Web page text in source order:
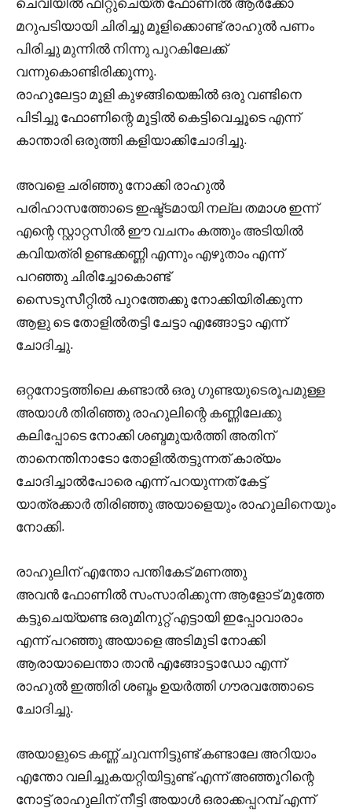
മറുപടിയായി ചിരിച്ചു മൂളിക്കൊണ്ട് രാഹുൽ പണം
പിരിച്ചു മുന്നിൽ നിന്നു പുറകിലേക്ക്
വന്നുകൊണ്ടിരിക്കുന്നു.
രാഹുലേട്ടാ മൂളി കുഴങ്ങിയെങ്കിൽ ഒരു വണ്ടിനെ
പിടിച്ചു ഫോണിന്റെ മൂട്ടിൽ കെട്ടിവെച്ചൂടെ എന്ന്
കാന്താരി ഒരുത്തി കളിയാക്കിചോദിച്ചു.
അവളെ ചരിഞ്ഞു നോക്കി രാഹുൽ
പരിഹാസത്തോടെ ഇഷ്ട്ടമായി നല്ല തമാശ ഇന്ന്
എന്റെ സ്റ്റാറ്റസിൽ ഈ വചനം കത്തും അടിയിൽ
കവിയത്രി ഉണ്ടക്കണ്ണി എന്നും എഴുതാം എന്ന്
പറഞ്ഞു ചിരിച്ചോകൊണ്ട്
സൈടുസീറ്റിൽ പുറത്തേക്കു നോക്കിയിരിക്കുന്ന
ആളു ടെ തോളിൽതട്ടി ചേട്ടാ എങ്ങോട്ടാ എന്ന്
ചോദിച്ചു.
ഒറ്റനോട്ടത്തിലെ കണ്ടാൽ ഒരു ഗുണ്ടയുടെരൂപമുള്ള
അയാൾ തിരിഞ്ഞു രാഹുലിന്റെ കണ്ണിലേക്കു
കലിപ്പോടെ നോക്കി ശബ്ദമുയർത്തി അതിന്
താനെന്തിനാടോ തോളിൽതട്ടുന്നത് കാര്യം
ചോദിച്ചാൽപോരെ എന്ന് പറയുന്നത് കേട്ട്
യാത്രക്കാർ തിരിഞ്ഞു അയാളെയും രാഹുലിനെയും
നോക്കി.
രാഹുലിന് എന്തോ പന്തികേട് മണത്തു
അവൻ ഫോണിൽ സംസാരിക്കുന്ന ആളോട് മുത്തേ
കട്ടുചെയ്യണ്ട ഒരുമിനുറ്റ്‌ എട്ടായി ഇപ്പോവാരാം
എന്ന് പറഞ്ഞു അയാളെ അടിമുടി നോക്കി
ആരായാലെന്താ താൻ എങ്ങോട്ടാഡോ എന്ന്
രാഹുൽ ഇത്തിരി ശബ്ദം ഉയർത്തി ഗൗരവത്തോടെ
ചോദിച്ചു.
അയാളുടെ കണ്ണ് ചുവന്നിട്ടുണ്ട് കണ്ടാലേ അറിയാം
എന്തോ വലിച്ചുകയറ്റിയിട്ടുണ്ട് എന്ന് അഞ്ഞൂറിന്റെ
നോട്ട് രാഹുലിന് നീട്ടി അയാൾ ഒരാക്കപ്പറമ്പ് എന്ന്